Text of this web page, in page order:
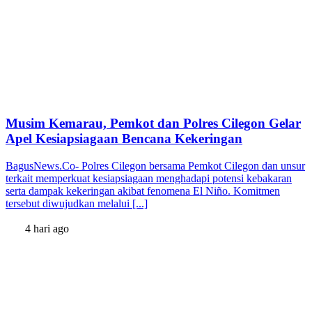
Musim Kemarau, Pemkot dan Polres Cilegon Gelar
Apel Kesiapsiagaan Bencana Kekeringan
BagusNews.Co- Polres Cilegon bersama Pemkot Cilegon dan unsur
terkait memperkuat kesiapsiagaan menghadapi potensi kebakaran
serta dampak kekeringan akibat fenomena El Niño. Komitmen
tersebut diwujudkan melalui [...]
4 hari ago